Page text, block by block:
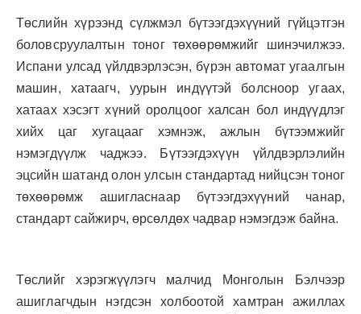
Төслийн хүрээнд сүлжмэл бүтээгдэхүүний гүйцэтгэн
боловсруулалтын тоног төхөөрөмжийг шинэчилжээ.
Испани улсад үйлдвэрлэсэн, бүрэн автомат угаалгын
машин, хатаагч, уурын индүүтэй болсноор угаах,
хатаах хэсэгт хүний оролцоог халсан бол индүүдлэг
хийх цаг хугацааг хэмнэж, ажлын бүтээмжийг
нэмэгдүүлж чаджээ. Бүтээгдэхүүн үйлдвэрлэлийн
эцсийн шатанд олон улсын стандартад нийцсэн тоног
төхөөрөмж ашигласнаар бүтээгдэхүүний чанар,
стандарт сайжирч, өрсөлдөх чадвар нэмэгдэж байна.
Төслийг хэрэгжүүлэгч малчид Монголын Бэлчээр
ашиглагчдын нэгдсэн холбоотой хамтран ажиллах